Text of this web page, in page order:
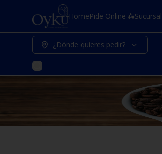
HomePide Online 🛵Sucursal
¿Dónde quieres pedir?